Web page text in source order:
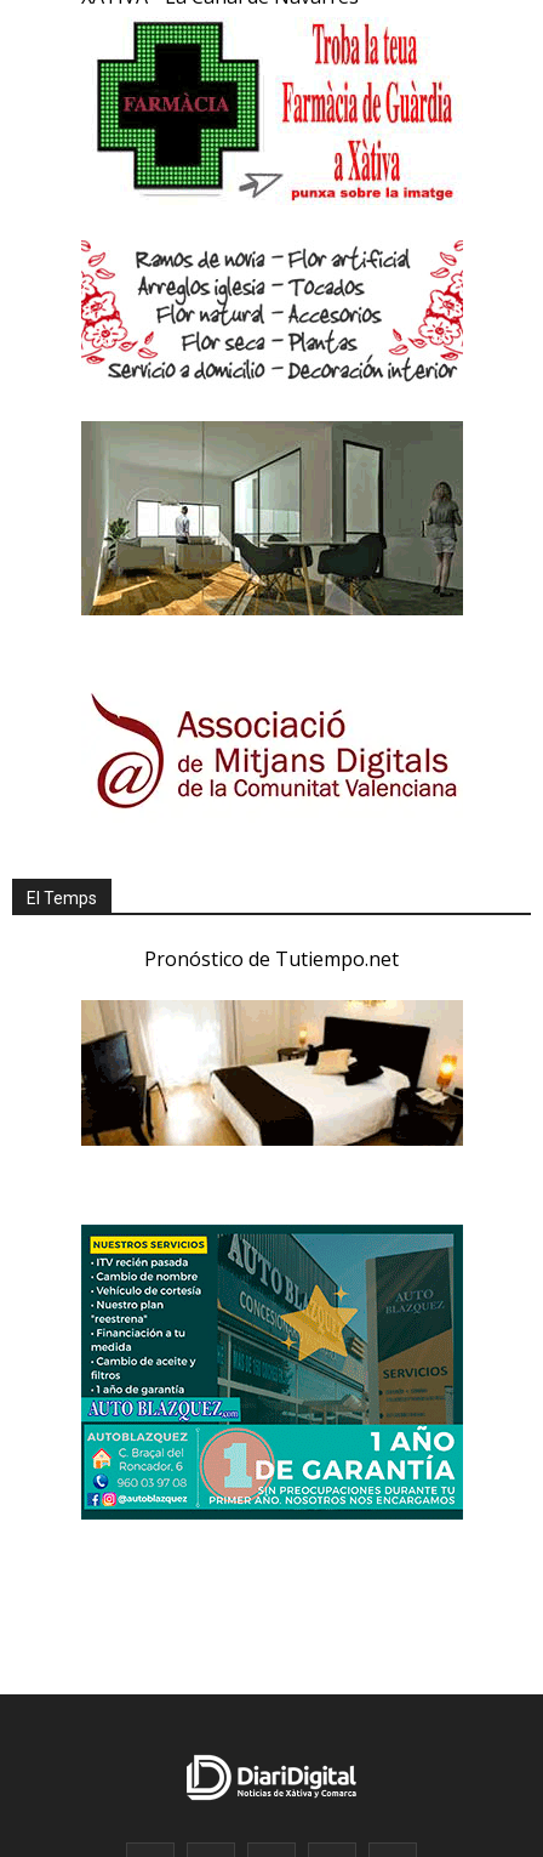
El Temps
Pronóstico de Tutiempo.net